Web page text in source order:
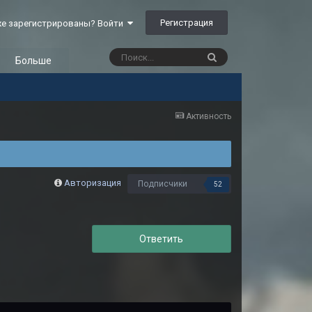
зарегистрированы? Войти Регистрация
Больше
Активность
Авторизация Подписчики 52
Ответить